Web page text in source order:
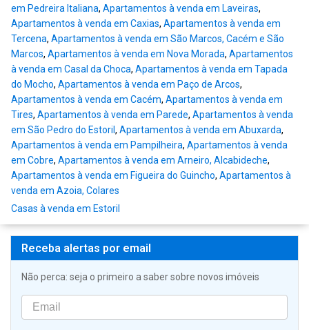
em Pedreira Italiana, Apartamentos à venda em Laveiras,
Apartamentos à venda em Caxias, Apartamentos à venda em
Tercena, Apartamentos à venda em São Marcos, Cacém e São
Marcos, Apartamentos à venda em Nova Morada, Apartamentos
à venda em Casal da Choca, Apartamentos à venda em Tapada
do Mocho, Apartamentos à venda em Paço de Arcos,
Apartamentos à venda em Cacém, Apartamentos à venda em
Tires, Apartamentos à venda em Parede, Apartamentos à venda
em São Pedro do Estoril , Apartamentos à venda em Abuxarda,
Apartamentos à venda em Pampilheira, Apartamentos à venda
em Cobre, Apartamentos à venda em Arneiro, Alcabideche,
Apartamentos à venda em Figueira do Guincho, Apartamentos à
venda em Azoia, Colares
Casas à venda em Estoril
Receba alertas por email
Não perca: seja o primeiro a saber sobre novos imóveis